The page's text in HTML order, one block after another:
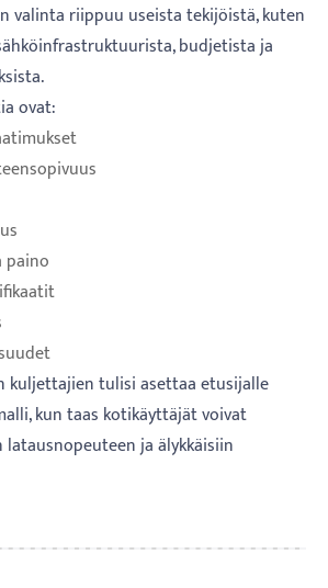
valinta riippuu useista tekijöistä, kuten
budjetista ja
ovat:
paino
kuljettajien tulisi asettaa etusijalle
kun taas kotikäyttäjät voivat
latausnopeuteen ja älykkäisiin